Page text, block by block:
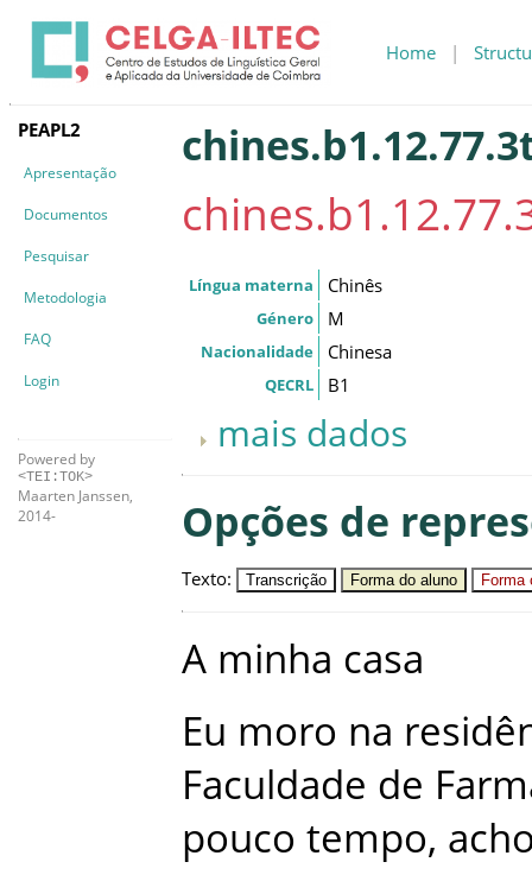
Home |
PEAPL2
Apresentação
Documentos
Pesquisar
Metodologia
FAQ
Login
Powered by
<TEI:TOK>
Maarten Janssen,
2014-
Língua materna Chinês
Género M
Nacionalidade Chinesa
QECRL B1
mais dados
Opções de
Texto: Transcrição Forma do aluno Forma
A minha casa
Eu moro na
Faculdade de
pouco tempo,